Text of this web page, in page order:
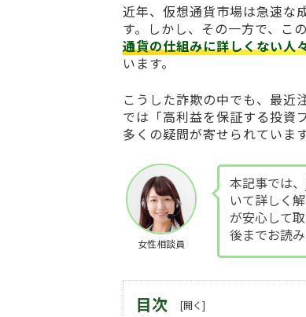
近年、仮想通貨市場は急速な
す。しかし、その一方で、こ
通貨の仕組みに詳しくない人
います。
こうした詐欺の中でも、最近
では「高利益を保証する投資
多くの疑問が寄せられています
女性相談員
本記事では
いて詳しく
が安心して
後までお読み
目次